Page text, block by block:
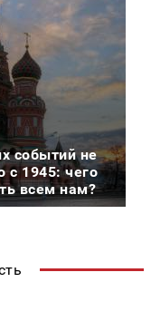
событий не
с 1945: чего
всем нам?